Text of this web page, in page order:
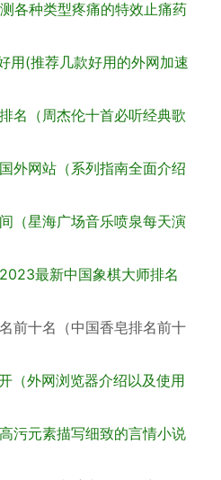
各种类型疼痛的特效止痛药
用(推荐几款好用的外网加速
名（周杰伦十首必听经典歌
外网站（系列指南全面介绍
（星海广场音乐喷泉每天演
最新中国象棋大师排名
前十名（中国香皂排名前十
（外网浏览器介绍以及使用
污元素描写细致的言情小说